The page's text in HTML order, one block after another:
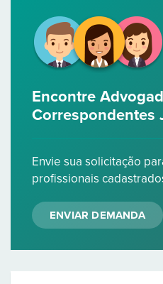
Encontre
Correspondentes
Envie sua solicitação
profissionais
ENVIAR DEMANDA